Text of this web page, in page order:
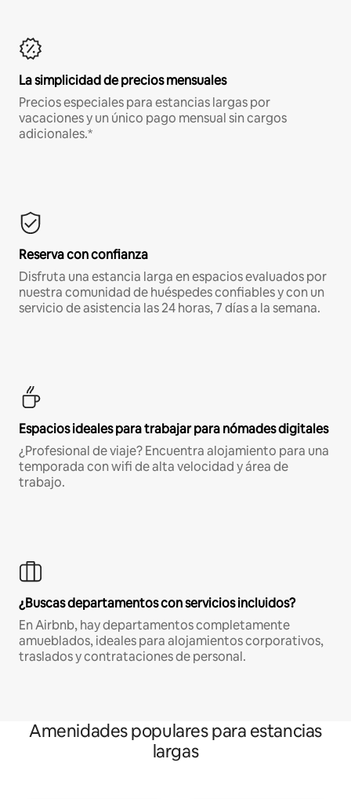
La simplicidad de precios mensuales
Precios especiales para estancias largas por
vacaciones y un único pago mensual sin cargos
adicionales.*
Reserva con confianza
Disfruta una estancia larga en espacios evaluados por
nuestra comunidad de huéspedes confiables y con un
servicio de asistencia las 24 horas, 7 días a la semana.
Espacios ideales para trabajar para nómades digitales
¿Profesional de viaje? Encuentra alojamiento para una
temporada con wifi de alta velocidad y área de
trabajo.
¿Buscas departamentos con servicios incluidos?
En Airbnb, hay departamentos completamente
amueblados, ideales para alojamientos corporativos,
traslados y contrataciones de personal.
Amenidades populares para estancias
largas